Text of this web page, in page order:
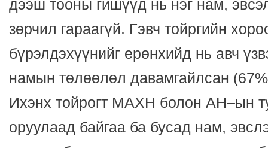
дээш тооны гишүүд нь нэг нам,
зөрчил гараагүй. Гэвч тойргийн
бүрэлдэхүүнийг ерөнхийд нь авч
намын төлөөлөл давамгайлсан
Ихэнх тойрогт МАХН болон АН–ын
оруулаад байгаа ба бусад нам,